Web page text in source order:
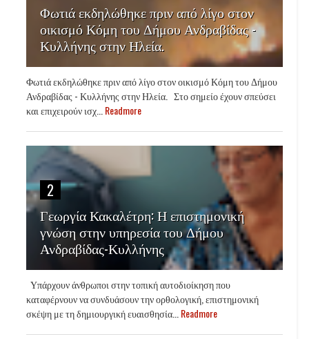
Φωτιά εκδηλώθηκε πριν από λίγο στον
οικισμό Κόμη του Δήμου Ανδραβίδας -
Κυλλήνης στην Ηλεία.
Φωτιά εκδηλώθηκε πριν από λίγο στον οικισμό Κόμη του Δήμου
Ανδραβίδας - Κυλλήνης στην Ηλεία. Στο σημείο έχουν σπεύσει
και επιχειρούν ισχ... Readmore
2
Γεωργία Κακαλέτρη: Η επιστημονική
γνώση στην υπηρεσία του Δήμου
Ανδραβίδας-Κυλλήνης
Υπάρχουν άνθρωποι στην τοπική αυτοδιοίκηση που
καταφέρνουν να συνδυάσουν την ορθολογική, επιστημονική
σκέψη με τη δημιουργική ευαισθησία... Readmore